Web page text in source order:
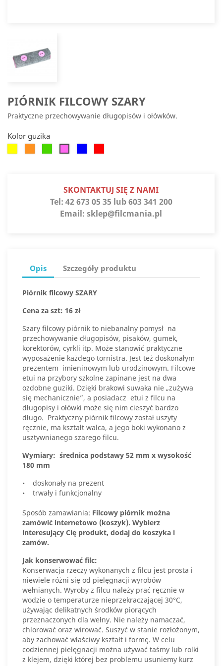
PIÓRNIK FILCOWY SZARY
Praktyczne przechowywanie długopisów i ołówków.
Kolor guzika
SKONTAKTUJ SIĘ Z NAMI
Tel: 42 673 05 35 lub 603 341 200
Email: sklep@filcmania.pl
Opis Szczegóły produktu
Piórnik filcowy SZARY
Cena za szt: 16 zł
Szary filcowy piórnik to niebanalny pomysł na
przechowywanie długopisów, pisaków, gumek,
korektorów, cyrkli itp. Może stanowić praktyczne
wyposażenie każdego tornistra. Jest też doskonałym
prezentem imieninowym lub urodzinowym. Filcowe
etui na przybory szkolne zapinane jest na dwa
ozdobne guziki. Dzięki brakowi suwaka nie „zużywa
się mechanicznie”, a posiadacz etui z filcu na
długopisy i ołówki może się nim cieszyć bardzo
długo. Praktyczny piórnik filcowy został uszyty
ręcznie, ma kształt walca, a jego boki wykonano z
usztywnianego szarego filcu.
Wymiary: średnica podstawy 52 mm x wysokość
180 mm
• doskonały na prezent
• trwały i funkcjonalny
Sposób zamawiania: Filcowy piórnik można
zamówić internetowo (koszyk). Wybierz
interesujący Cię produkt, dodaj do koszyka i
zamów.
Jak konserwować filc:
Konserwacja rzeczy wykonanych z filcu jest prosta i
niewiele różni się od pielęgnacji wyrobów
wełnianych. Wyroby z filcu należy prać ręcznie w
wodzie o temperaturze nieprzekraczającej 30°C,
używając delikatnych środków piorących
przeznaczonych dla wełny. Nie należy namaczać,
chlorować oraz wirować. Suszyć w stanie rozłożonym,
aby zachować właściwy kształt i formę. W celu
codziennej pielęgnacji można używać taśmy lub rolki
z klejem, dzięki której bez problemu usuniemy kurz